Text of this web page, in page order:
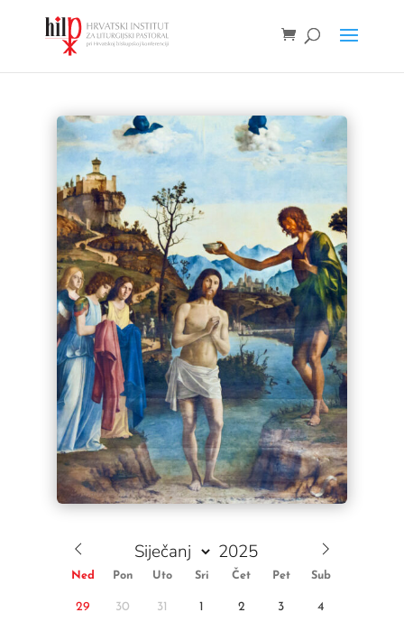
Ned Pon Uto Sri Čet Pet Sub
29 30 31 1 2 3 4